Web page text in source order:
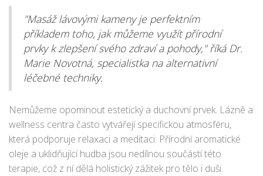
kvality spánku a celkového pocitu pohody.
"Masáž lávovými kameny je perfektním
příkladem toho, jak můžeme využít přírodní
prvky k zlepšení svého zdraví a pohody," říká Dr.
Marie Novotná, specialistka na alternativní
léčebné techniky.
Nemůžeme opominout estetický a duchovní prvek. Lázně a
wellness centra často vytvářejí specifickou atmosféru,
která podporuje relaxaci a meditaci. Přírodní aromatické
oleje a uklidňující hudba jsou nedílnou součástí této
terapie, což z ní dělá holistický zážitek pro tělo i duši.